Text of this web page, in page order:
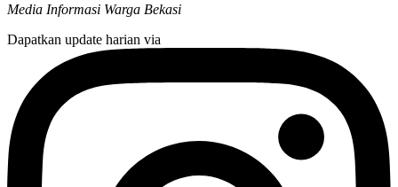
Media Informasi Warga Bekasi
Dapatkan update harian via